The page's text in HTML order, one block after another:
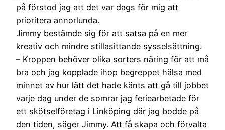
på förstod jag att det var dags för mig att
prioritera annorlunda.
Jimmy bestämde sig för att satsa på en mer
kreativ och mindre stillasittande sysselsättning.
– Kroppen behöver olika sorters näring för att må
bra och jag kopplade ihop begreppet hälsa med
minnet av hur lätt det hade känts att gå till jobbet
varje dag under de somrar jag feriearbetade för
ett skötselföretag i Linköping där jag bodde på
den tiden, säger Jimmy. Att få skapa och förvalta